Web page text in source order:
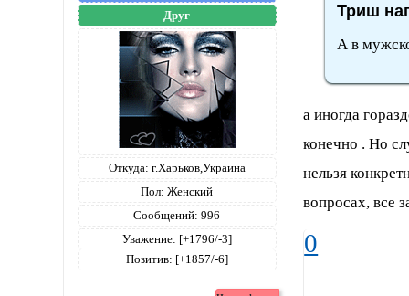
Друг
Откуда: г.Харьков,Украина
Пол: Женский
Сообщений: 996
Уважение: [+1796/-3]
Позитив: [+1857/-6]
Триш
А в
а иногда
конечно . Но
нельзя
вопросах, все
0